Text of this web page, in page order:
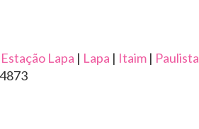
Estação Lapa | Lapa | Itaim | Paulista